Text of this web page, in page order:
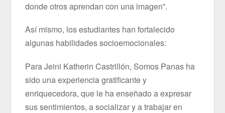
donde otros aprendan con una imagen”.
Así mismo, los estudiantes han fortalecido
algunas habilidades socioemocionales:
Para Jeini Katherin Castrillón, Somos Panas ha
sido una experiencia gratificante y
enriquecedora, que le ha enseñado a expresar
sus sentimientos, a socializar y a trabajar en